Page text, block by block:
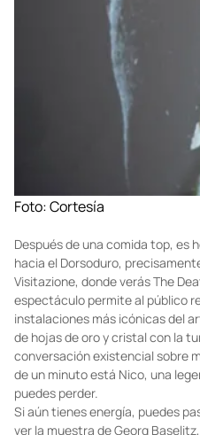
Foto: Cortesía
Después de una comida top, es
hacia el Dorsoduro,
Visitazione, donde verás The
espectáculo permite al público
instalaciones más icónicas del
de hojas de oro y cristal con la
conversación existencial sobre
de un minuto está Nico, una
puedes perder.
Si aún tienes energía, puedes
ver la muestra de Georg